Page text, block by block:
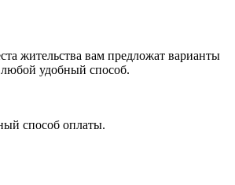
жительства вам предложат варианты
удобный способ.
способ оплаты.